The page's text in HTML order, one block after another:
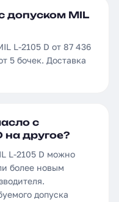
допуском MIL
L-2105 D от 87 436
5 бочек. Доставка
с
на другое?
L-2105 D можно
более новым
допуска